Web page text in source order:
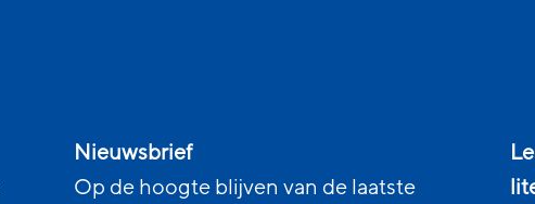
Nieuwsbrief
Op de hoogte blijven van de laatste